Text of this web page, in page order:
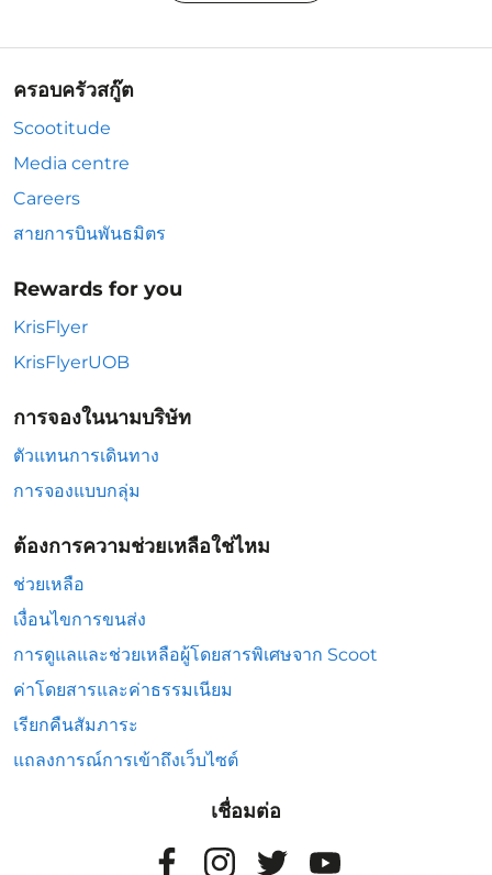
ครอบครัวสกู๊ต
Scootitude
Media centre
Careers
สายการบินพันธมิตร
Rewards for you
KrisFlyer
KrisFlyerUOB
การจองในนามบริษัท
ตัวแทนการเดินทาง
การจองแบบกลุ่ม
ต้องการความช่วยเหลือใช่ไหม
ช่วยเหลือ
เงื่อนไขการขนส่ง
การดูแลและช่วยเหลือผู้โดยสารพิเศษจาก Scoot
ค่าโดยสารและค่าธรรมเนียม
เรียกคืนสัมภาระ
แถลงการณ์การเข้าถึงเว็บไซต์
เชื่อมต่อ